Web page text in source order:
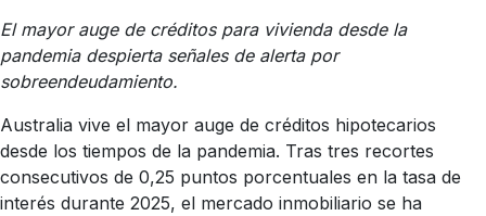
El mayor auge de créditos para vivienda desde la
pandemia despierta señales de alerta por
sobreendeudamiento.
Australia vive el mayor auge de créditos hipotecarios
desde los tiempos de la pandemia. Tras tres recortes
consecutivos de 0,25 puntos porcentuales en la tasa de
interés durante 2025, el mercado inmobiliario se ha